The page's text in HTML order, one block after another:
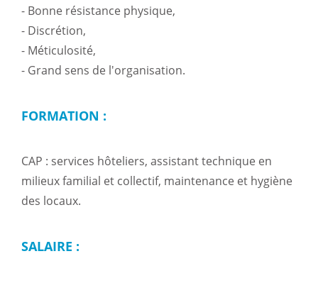
- Bonne résistance physique,
- Discrétion,
- Méticulosité,
- Grand sens de l'organisation.
FORMATION :
CAP : services hôteliers, assistant technique en
milieux familial et collectif, maintenance et hygiène
des locaux.
SALAIRE :